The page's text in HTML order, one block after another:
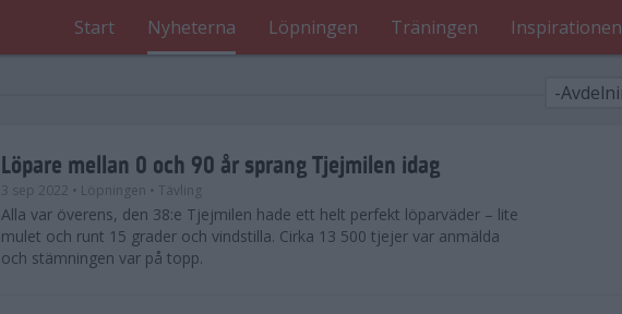
Start Nyheterna Löpningen Träningen Inspirationen
Löpare mellan 0 och 90 år sprang Tjejmilen idag
3 sep 2022 • Löpningen • Tävling
Alla var överens, den 38:e Tjejmilen hade ett helt perfekt löparväder – lite
mulet och runt 15 grader och vindstilla. Cirka 13 500 tjejer var anmälda
och stämningen var på topp.